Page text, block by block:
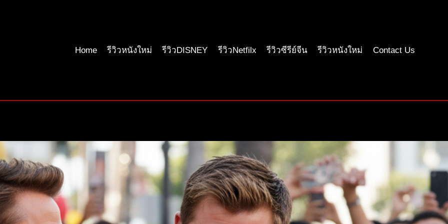
Home
รีวิวหนังใหม่ รีวิวDISNEY รีวิวNetfilx รีวิวซีรีย์จีน รีวิวหนังใหม่ Contact Us